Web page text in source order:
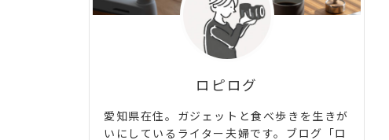
ロピログ
愛知県在住。ガジェットと食べ歩きを生きが
いにしているライター夫婦です。ブログ「ロ